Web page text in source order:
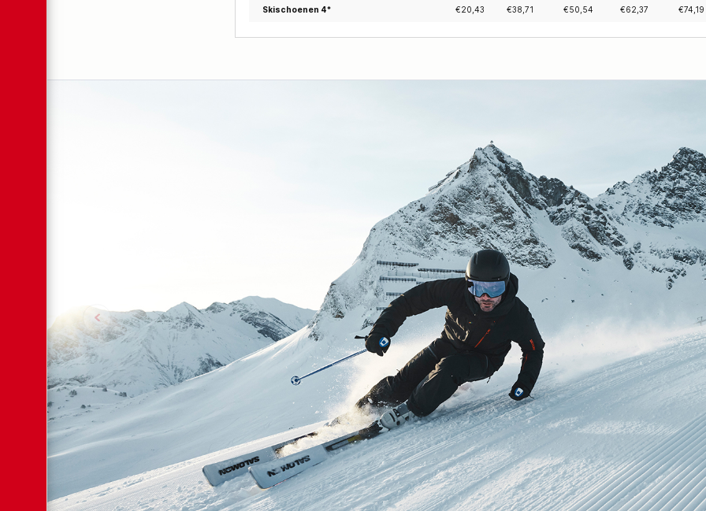
Skischoenen 4* €20,43 €38,71 €50,54 €62,37 €74,19